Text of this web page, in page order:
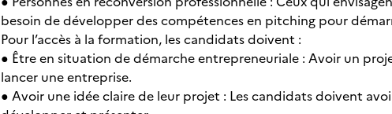
besoin de développer des compétences en pitching pour
Pour l’accès à la formation, les candidats doivent :
● Être en situation de démarche entrepreneuriale : Avoir un
lancer une entreprise.
● Avoir une idée claire de leur projet : Les candidats doivent